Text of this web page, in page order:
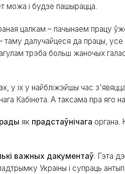
можа і будзе пашырацца.
цалкам – пачынаем працу
таму далучайцеся да працы,
трэба больш жаночых
у іх у найбліжэйшы час
Кабінета. А таксама пра яго
як прадстаўнічага органа.
важных дакументаў. Гэта
Украіны і супраць